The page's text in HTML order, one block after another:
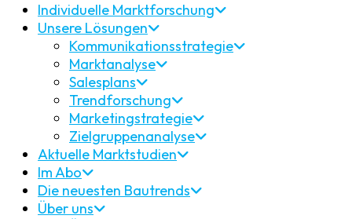
Individuelle Marktforschung
Unsere Lösungen
Kommunikationsstrategie
Marktanalyse
Salesplans
Trendforschung
Marketingstrategie
Zielgruppenanalyse
Aktuelle Marktstudien
Im Abo
Die neuesten Bautrends
Über uns